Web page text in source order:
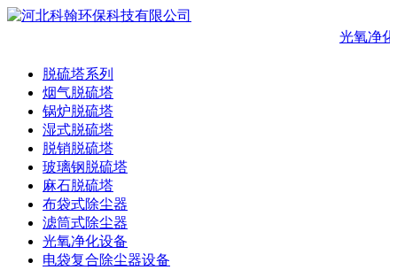
光氧净
脱硫塔系列
烟气脱硫塔
锅炉脱硫塔
湿式脱硫塔
脱销脱硫塔
玻璃钢脱硫塔
麻石脱硫塔
布袋式除尘器
滤筒式除尘器
光氧净化设备
电袋复合除尘器设备